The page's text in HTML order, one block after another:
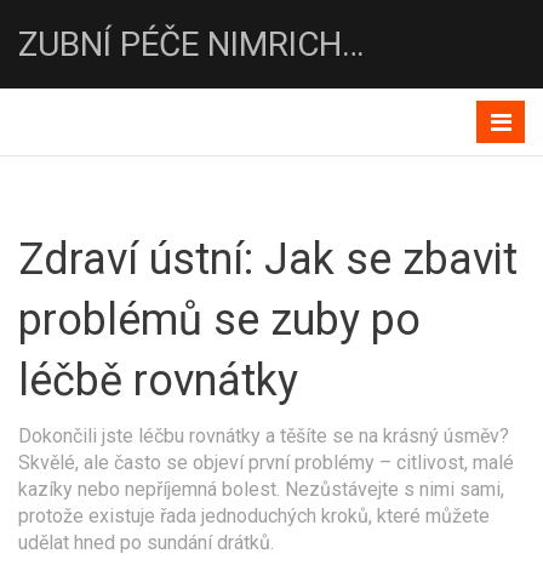
ZUBNÍ PÉČE NIMRICHTROVA-DENTEMA
Zdraví ústní: Jak se zbavit
problémů se zuby po
léčbě rovnátky
Dokončili jste léčbu rovnátky a těšíte se na krásný úsměv?
Skvělé, ale často se objeví první problémy – citlivost, malé
kazíky nebo nepříjemná bolest. Nezůstávejte s nimi sami,
protože existuje řada jednoduchých kroků, které můžete
udělat hned po sundání drátků.